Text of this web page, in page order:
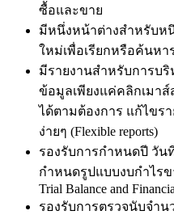
ซื้อและขาย
มีหนึ่งหน้าต่างสำหรับห
ใหม่เพื่อเรียกหรือค้นหา
มีรายงานสำหรับการบ
ข้อมูลเพียงแค่คลิกเมาส์
ได้ตามต้องการ แก้ไขร
ง่ายๆ (Flexible reports)
รองรับการกำหนดปี วั
กำหนดรูปแบบงบกำไร
Trial Balance and
รองรับการตรวจนับจำ